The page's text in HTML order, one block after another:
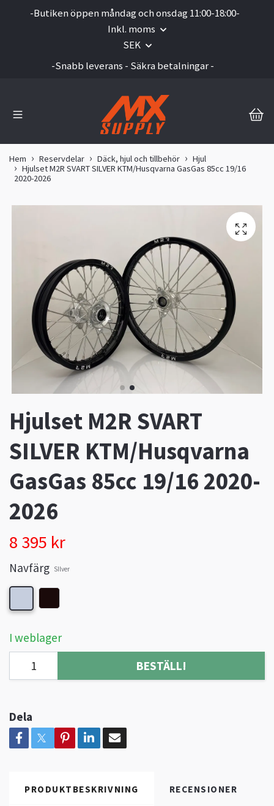
-Butiken öppen måndag och onsdag 11:00-18:00-
Inkl. moms
SEK
-Snabb leverans - Säkra betalningar -
Hem Reservdelar Däck, hjul och tillbehör
Hjul
Hjulset M2R SVART SILVER KTM/Husqvarna GasGas 85cc 19/16
2020-2026
Hjulset M2R SVART
SILVER KTM/Husqvarna
GasGas 85cc 19/16 2020-
2026
8 395 kr
Navfärg SIlver
I weblager
BESTÄLL!
Dela
PRODUKTBESKRIVNING RECENSIONER